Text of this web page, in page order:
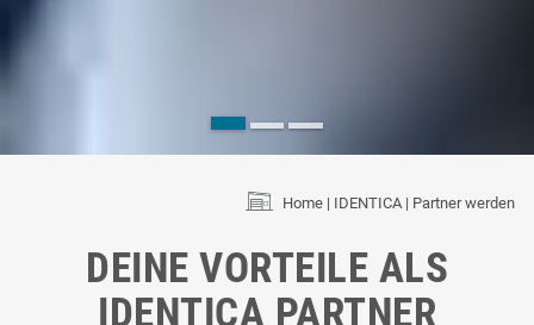
Home IDENTICA Partner werden
DEINE VORTEILE ALS
IDENTICA PARTNER